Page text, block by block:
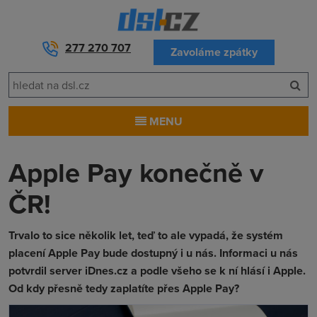
277 270 707 Zavoláme zpátky
MENU
Apple Pay konečně v
ČR!
Trvalo to sice několik let, teď to ale vypadá, že systém
placení Apple Pay bude dostupný i u nás. Informaci u nás
potvrdil server iDnes.cz a podle všeho se k ní hlásí i Apple.
Od kdy přesně tedy zaplatíte přes Apple Pay?